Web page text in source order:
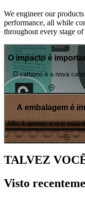
We engineer our
performance, all while
throughout every stage
O impacto é
O carbono é a nova
A embalagem é
Não é apenas o que está
TALVEZ
Visto